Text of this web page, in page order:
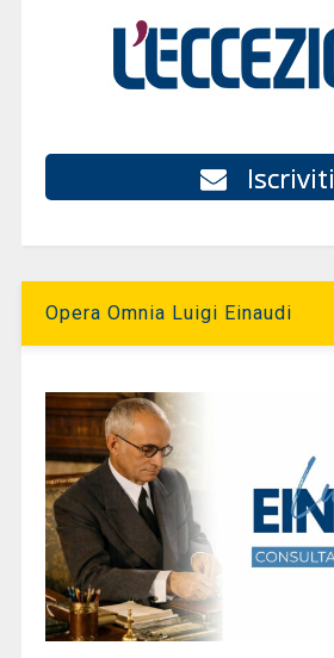
Iscriviti
Opera Omnia Luigi Einaudi